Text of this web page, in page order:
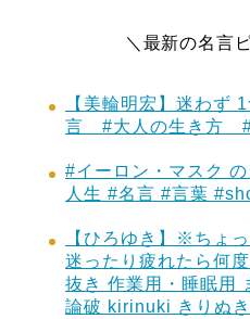
＼最新の名言
【美輪明宏】迷わず
言 #大人の生き方 #
#イーロン・マスク
人生 #名言 #言葉
【ひろゆき】※ちょ
迷ったり疲れたら何
抜き 作業用・睡眠用
論破 kirinuki きりぬ